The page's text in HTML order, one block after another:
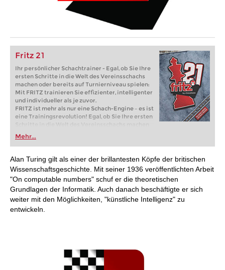
Fritz 21
Ihr persönlicher Schachtrainer - Egal, ob Sie Ihre
ersten Schritte in die Welt des Vereinsschachs
machen oder bereits auf Turnierniveau spielen:
Mit FRITZ trainieren Sie effizienter, intelligenter
und individueller als je zuvor.
FRITZ ist mehr als nur eine Schach-Engine – es ist
eine Trainingsrevolution! Egal, ob Sie Ihre ersten
Schritte in die Welt des Vereinsschachs machen
oder bereits auf Turnierniveau spielen: Mit
FRITZ trainieren Sie effizienter, intelligenter und
individueller als je zuvor.
Mehr...
Alan Turing gilt als einer der brillantesten Köpfe der britischen
Wissenschaftsgeschichte. Mit seiner 1936 veröffentlichten Arbeit
"On computable numbers" schuf er die theoretischen
Grundlagen der Informatik. Auch danach beschäftigte er sich
weiter mit den Möglichkeiten, "künstliche Intelligenz" zu
entwickeln.